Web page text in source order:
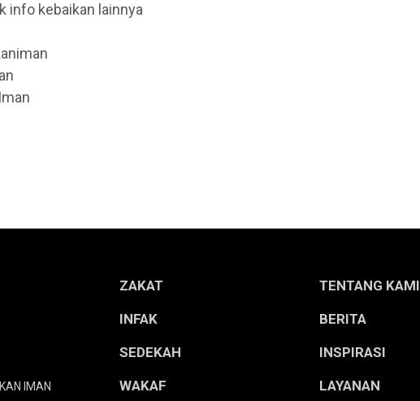
info kebaikan lainnya
IMAN
ZAKAT
INFAK
SEDEKAH
WAKAF
TENTANG KAMI
BERITA
INSPIRASI
LAYANAN